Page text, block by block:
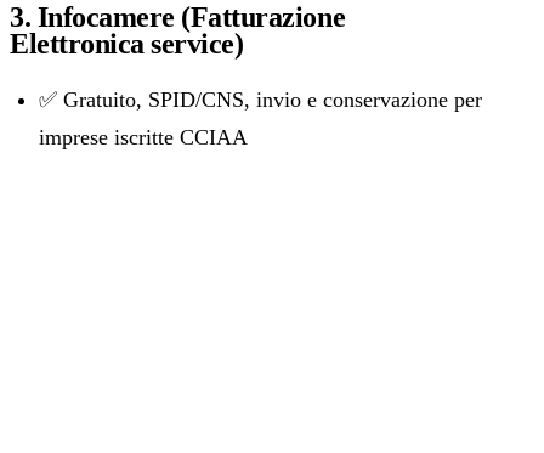
3. Infocamere (Fatturazione
Elettronica service)
✅ Gratuito, SPID/CNS, invio e conservazione per
imprese iscritte CCIAA